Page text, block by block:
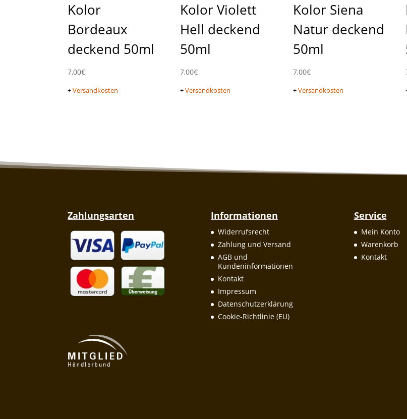
Kolor
Bordeaux
deckend 50ml
7,00€
+Versandkosten
Kolor Violett
Hell deckend
50ml
7,00€
+Versandkosten
Kolor Siena
Natur deckend
50ml
7,00€
+Versandkosten
Zahlungsarten Informationen
Widerrufsrecht
Zahlung und Versand
AGB und
Kundeninformationen
Kontakt
Impressum
Datenschutzerklärung
Cookie-Richtlinie (EU)
Service
Mein Konto
Warenkorb
Kontakt